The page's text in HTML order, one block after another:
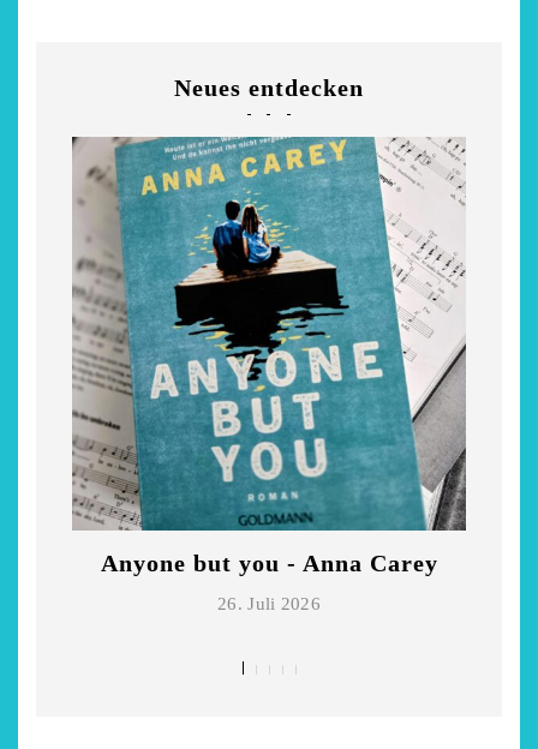
Neues entdecken
Anyone but you - Anna Carey
26. Juli 2026